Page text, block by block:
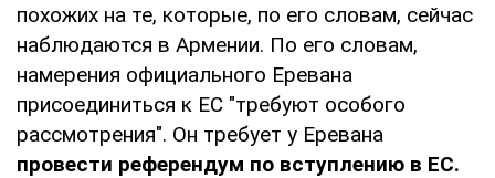
похожих на те, которые, по его словам, сейчас
наблюдаются в Армении. По его словам,
намерения официального Еревана
присоединиться к ЕС "требуют особого
рассмотрения". Он требует у Еревана
провести референдум по вступлению в ЕС.